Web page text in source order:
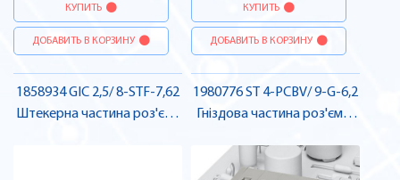
КУПИТЬ
ДОБАВИТЬ В КОРЗИНУ
КУПИТЬ
ДОБАВИТЬ В КОРЗИНУ
1858934 GIC 2,5/ 8-STF-7,62
Штекерна частина роз'єму
1980776 ST 4-PCBV/ 9-G-6,2
Гніздова частина роз'єму ,